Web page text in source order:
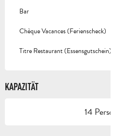
Bar
Chèque Vacances (Ferienscheck)
Titre Restaurant (Essensgutschein)
KAPAZITÄT
14 Person(en)